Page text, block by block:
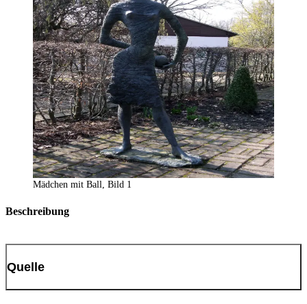
Mädchen mit Ball, Bild 1
Beschreibung
Quelle